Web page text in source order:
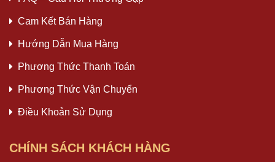
Cam Kết Bán Hàng
Hướng Dẫn Mua Hàng
Phương Thức Thanh Toán
Phương Thức Vận Chuyển
Điều Khoản Sử Dụng
CHÍNH SÁCH KHÁCH HÀNG